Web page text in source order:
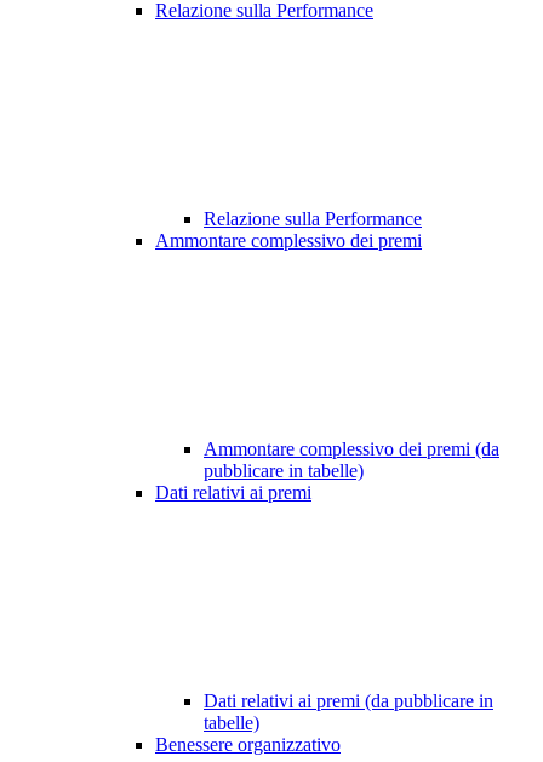
Relazione sulla Performance
Relazione sulla Performance
Ammontare complessivo dei premi
Ammontare complessivo dei premi (da
pubblicare in tabelle)
Dati relativi ai premi
Dati relativi ai premi (da pubblicare in
tabelle)
Benessere organizzativo